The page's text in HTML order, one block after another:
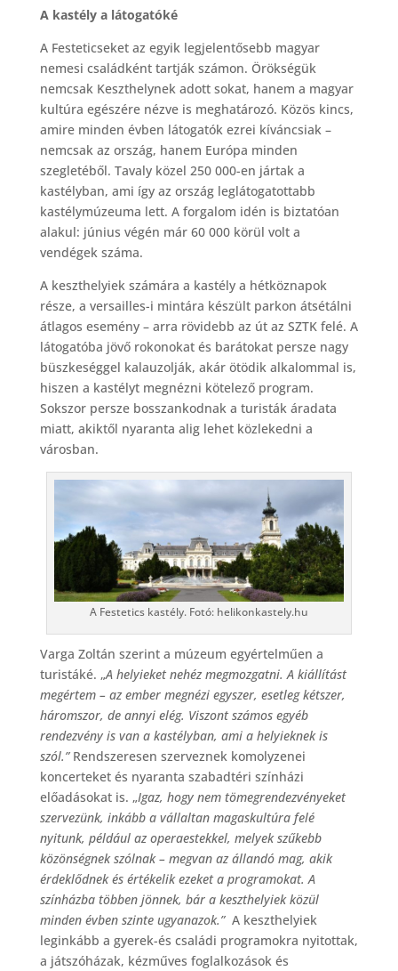
A kastély a látogatóké
A Festeticseket az egyik legjelentősebb magyar
nemesi családként tartják számon. Örökségük
nemcsak Keszthelynek adott sokat, hanem a magyar
kultúra egészére nézve is meghatározó. Közös kincs,
amire minden évben látogatók ezrei kíváncsiak –
nemcsak az ország, hanem Európa minden
szegletéből. Tavaly közel 250 000-en jártak a
kastélyban, ami így az ország leglátogatottabb
kastélymúzeuma lett. A forgalom idén is biztatóan
alakul: június végén már 60 000 körül volt a
vendégek száma.
A keszthelyiek számára a kastély a hétköznapok
része, a versailles-i mintára készült parkon átsétálni
átlagos esemény – arra rövidebb az út az SZTK felé. A
látogatóba jövő rokonokat és barátokat persze nagy
büszkeséggel kalauzolják, akár ötödik alkalommal is,
hiszen a kastélyt megnézni kötelező program.
Sokszor persze bosszankodnak a turisták áradata
miatt, akiktől nyaranta alig lehet közlekedni a
városban.
A Festetics kastély. Fotó: helikonkastely.hu
Varga Zoltán szerint a múzeum egyértelműen a
turistáké. „A helyieket nehéz megmozgatni. A kiállítást
megértem – az ember megnézi egyszer, esetleg kétszer,
háromszor, de annyi elég. Viszont számos egyéb
rendezvény is van a kastélyban, ami a helyieknek is
szól.”Rendszeresen szerveznek komolyzenei
koncerteket és nyaranta szabadtéri színházi
előadásokat is. „Igaz, hogy nem tömegrendezvényeket
szervezünk, inkább a vállaltan magaskultúra felé
nyitunk, például az operaestekkel, melyek szűkebb
közönségnek szólnak – megvan az állandó mag, akik
érdeklődnek és értékelik ezeket a programokat. A
színházba többen jönnek, bár a keszthelyiek közül
minden évben szinte ugyanazok.” A keszthelyiek
leginkább a gyerek-és családi programokra nyitottak,
a játszóházak, kézműves foglalkozások és